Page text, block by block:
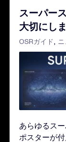
スーパー
大切にし
OSRガイド
あらゆるス
ポスターが